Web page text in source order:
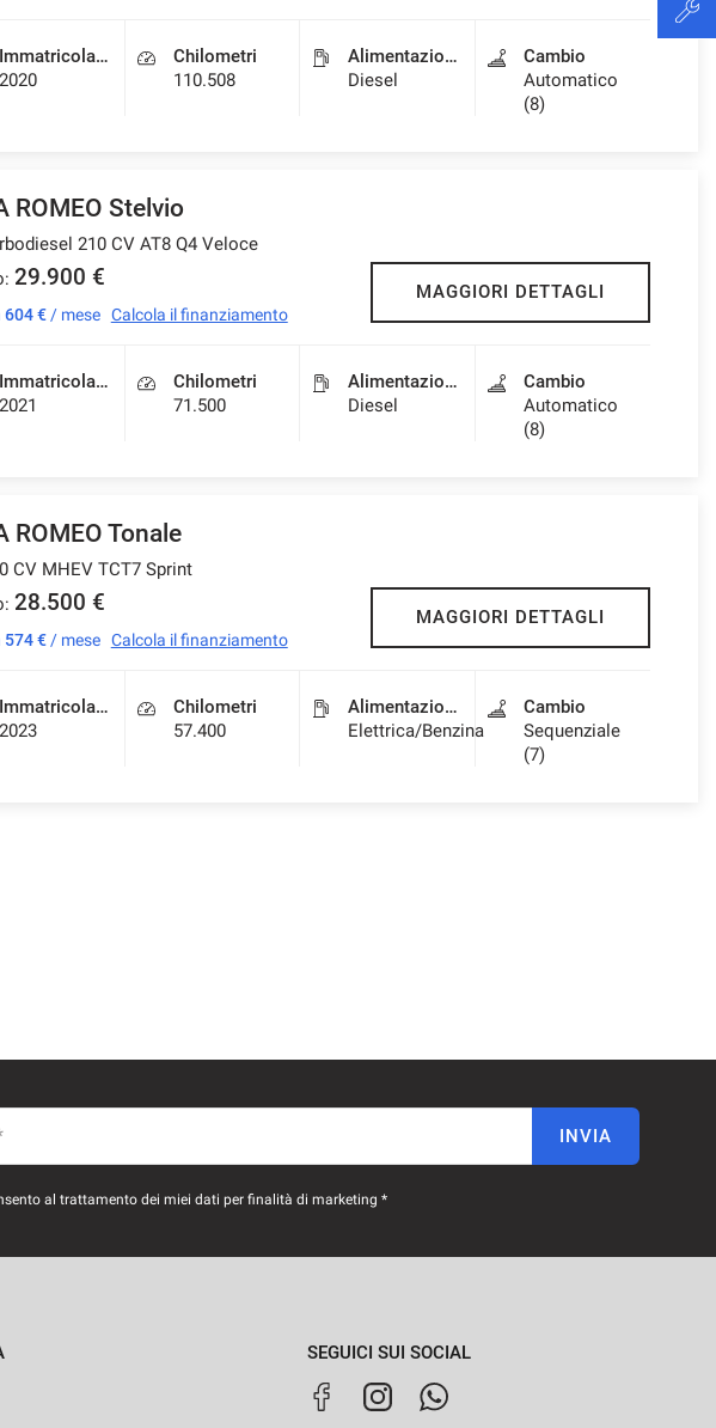
Immatricolazione
2020
Chilometri
110.508
Alimentazione
Diesel
Cambio
Automatico
(8)
ROMEO Stelvio
210 CV AT8 Q4 Veloce
29.900 €
604 €/ mese Calcola il finanziamento
MAGGIORI DETTAGLI
Immatricolazione
2021
Chilometri
71.500
Alimentazione
Diesel
Cambio
Automatico
(8)
ROMEO Tonale
CV MHEV TCT7 Sprint
28.500 €
574 €/ mese Calcola il finanziamento
MAGGIORI DETTAGLI
Immatricolazione
2023
Chilometri
57.400
Alimentazione
Elettrica/Benzina
Cambio
Sequenziale
(7)
INVIA
al trattamento dei miei dati per finalità di marketing *
SEGUICI SUI SOCIAL